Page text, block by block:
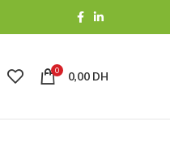
0 0,00 DH